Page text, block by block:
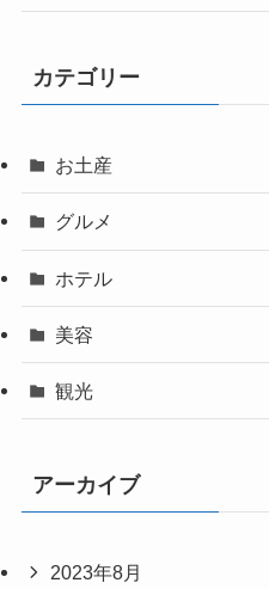
カテゴリー
お土産
グルメ
ホテル
美容
観光
アーカイブ
2023年8月